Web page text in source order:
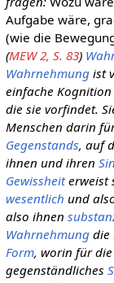
Aufgabe wäre,
(wie die
(MEW 2, S. 83)
Wahrnehmungist
einfache
die sie vorfindet.
Menschen darin
Gegenstands, auf
ihnen und ihren
Gewissheiterweist
wesentlich und
also ihnen
Wahrnehmungdie
Form, worin für
gegenständliches